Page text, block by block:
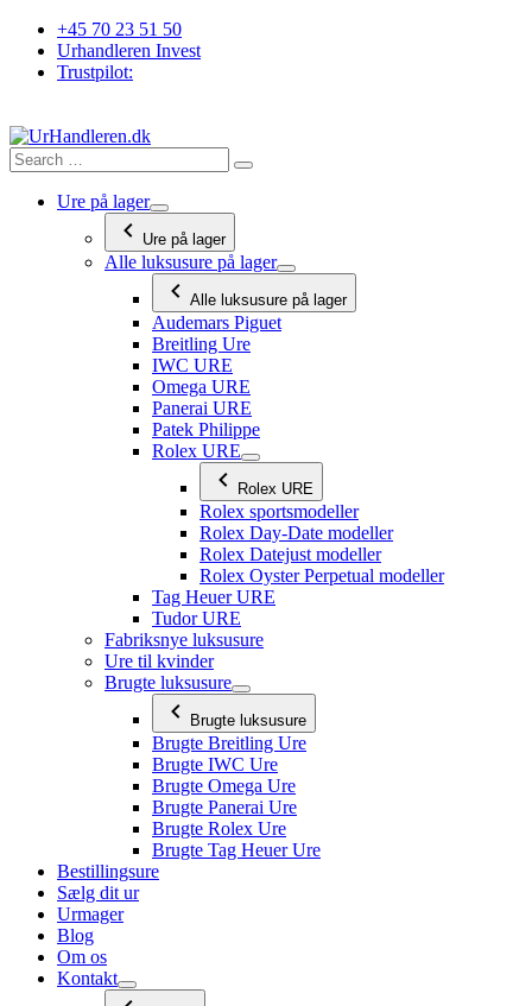
Videre
indhold
+45 70 23 51 50
Urhandleren Invest
Trustpilot:
Ure på lager
Ure på lager
Alle luksusure på lager
Alle luksusure på lager
Audemars Piguet
Breitling Ure
IWC URE
Omega URE
Panerai URE
Patek Philippe
Rolex URE
Rolex URE
Rolex sportsmodeller
Rolex Day-Date modeller
Rolex Datejust modeller
Rolex Oyster Perpetual modeller
Tag Heuer URE
Tudor URE
Fabriksnye luksusure
Ure til kvinder
Brugte luksusure
Brugte luksusure
Brugte Breitling Ure
Brugte IWC Ure
Brugte Omega Ure
Brugte Panerai Ure
Brugte Rolex Ure
Brugte Tag Heuer Ure
Bestillingsure
Sælg dit ur
Urmager
Blog
Om os
Kontakt